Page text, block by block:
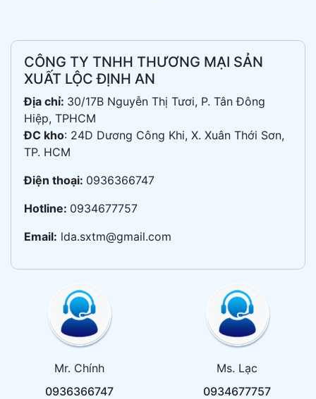
CÔNG TY TNHH THƯƠNG MẠI SẢN
XUẤT LỘC ĐỊNH AN
Địa chỉ: 30/17B Nguyễn Thị Tươi, P. Tân Đông
Hiệp, TPHCM
ĐC kho: 24D Dương Công Khi, X. Xuân Thới Sơn,
TP. HCM
Điện thoại: 0936366747
Hotline: 0934677757
Email: lda.sxtm@gmail.com
Mr. Chính
0936366747
Ms. Lạc
0934677757